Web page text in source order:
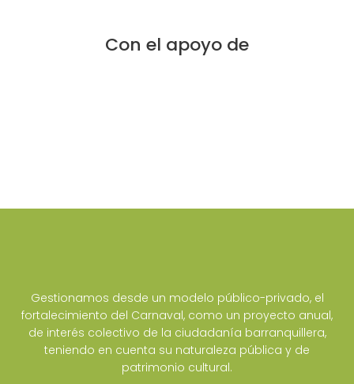
Con el apoyo de
Gestionamos desde un modelo público-privado, el
fortalecimiento del Carnaval, como un proyecto anual,
de interés colectivo de la ciudadanía barranquillera,
teniendo en cuenta su naturaleza pública y de
patrimonio cultural.